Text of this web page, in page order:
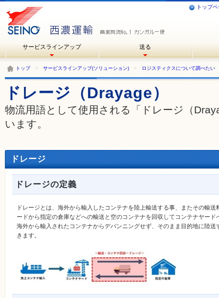
トップ
サービスラインアップ 送る
トップ> サービスラインアップ(ソリューション) > ロジスティクスについて調べたい
ドレージ（Drayage）
物流用語として使用される「ドレージ（
います。
ドレージ
ドレージの定義
ドレージとは、海外から輸入したコンテナを陸上輸送する事、またその輸
ードから指定の倉庫などへの輸送と空のコンテナを回収してコンテナヤー
海外から輸入されたコンテナからデバンニングせず、そのまま目的地に陸
きます。